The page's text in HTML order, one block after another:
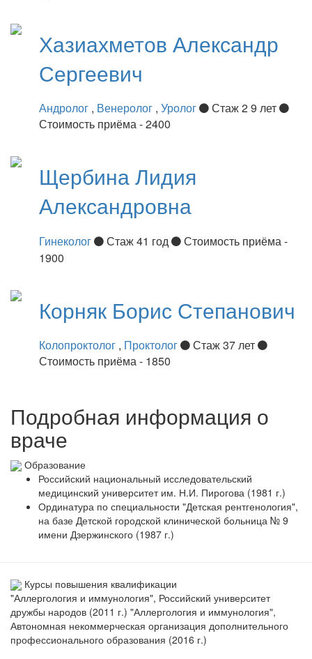
Хазиахметов Александр
Сергеевич
Андролог , Венеролог , Уролог
Стаж 2 9 лет
Стоимость приёма - 2400
ЩербинаЛидия
Александровна
Гинеколог Стаж 41 год
Стоимость приёма -
1900
Корняк Борис Степанович
Колопроктолог , Проктолог
Стаж 37 лет
Стоимость приёма - 1850
Подробная информация о
враче
Образование
Российский национальный исследовательский
медицинский университет им. Н.И. Пирогова (1981 г.)
Ординатура по специальности "Детская рентгенология",
на базе Детской городской клинической больница № 9
имени Дзержинского (1987 г.)
Курсы повышения квалификации
"Аллергология и иммунология", Российский университет
дружбы народов (2011 г.) "Аллергология и иммунология",
Автономная некоммерческая организация дополнительного
профессионального образования (2016 г.)